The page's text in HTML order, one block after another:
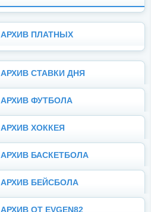
АРХИВ ПЛАТНЫХ
АРХИВ СТАВКИ ДНЯ
АРХИВ ФУТБОЛА
АРХИВ ХОККЕЯ
АРХИВ БАСКЕТБОЛА
АРХИВ БЕЙСБОЛА
АРХИВ ОТ EVGEN82